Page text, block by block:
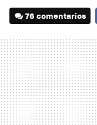
76 comentarios